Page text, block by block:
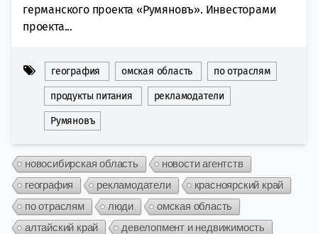
германского проекта «Румяновъ». Инвесторами
проекта...
география омская область по отраслям
продукты питания рекламодатели
Румяновъ
новосибирская область
новости агентств
география
рекламодатели
красноярский край
по отраслям
люди
омская область
алтайский край
девелопмент и недвижимость